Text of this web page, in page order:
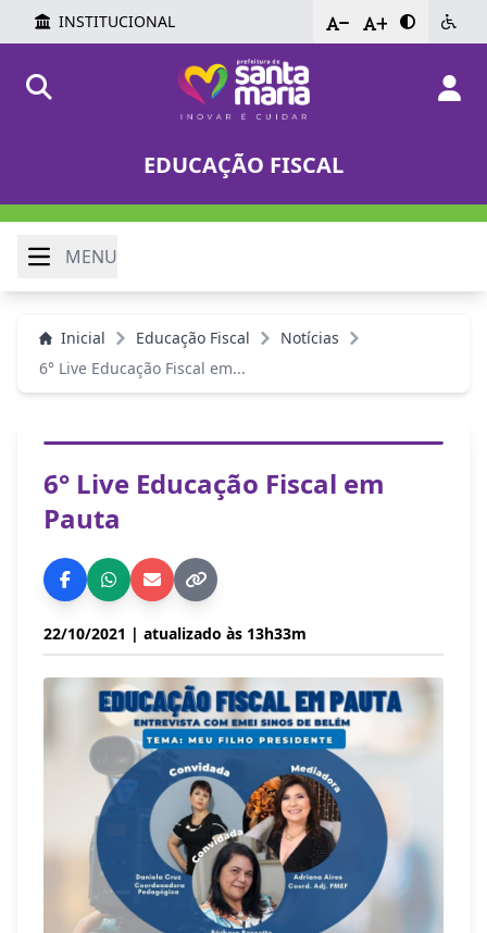
INSTITUCIONAL - +
EDUCAÇÃO FISCAL
MENU
Inicial Educação Fiscal
Notícias
6° Live Educação Fiscal em...
6° Live Educação Fiscal em
Pauta
22/10/2021 | atualizado às 13h33m